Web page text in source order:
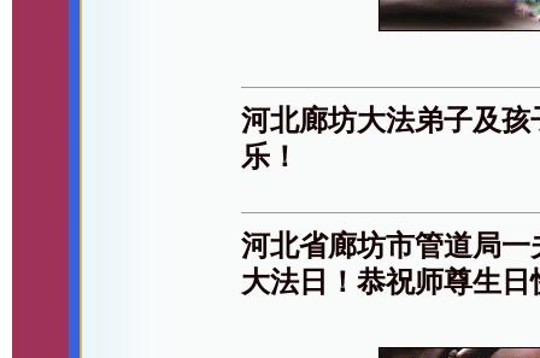
河北廊坊大法弟子及
乐！
河北省廊坊市管道局
大法日！恭祝师尊生日